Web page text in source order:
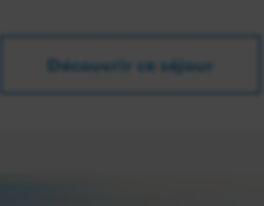
Découvrir ce séjour